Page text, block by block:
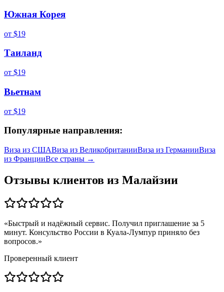
Южная Корея
от $19
Таиланд
от $19
Вьетнам
от $19
Популярные направления:
Виза из СШАВиза из ВеликобританииВиза из ГерманииВиза
из ФранцииВсе страны →
Отзывы клиентов из Малайзии
«Быстрый и надёжный сервис. Получил приглашение за 5
минут. Консульство России в Куала-Лумпур приняло без
вопросов.»
Проверенный клиент